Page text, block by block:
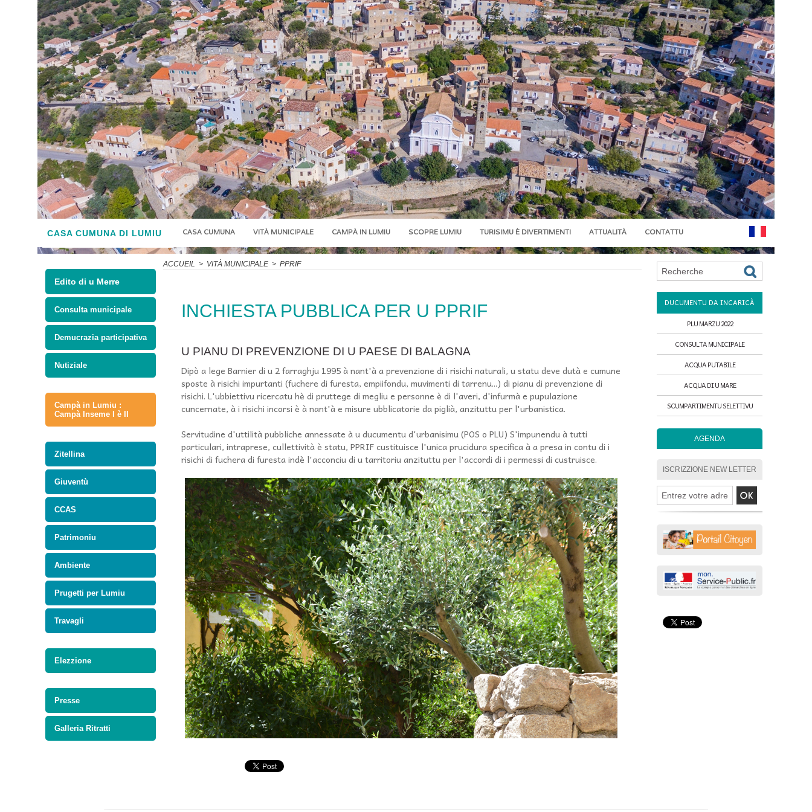
CASA CUMUNA DI LUMIU CASA CUMUNA VITÀ MUNICIPALE CAMPÀ IN LUMIU SCOPRE LUMIU TURISIMU È DIVERTIMENTI ATTUALITÀ CONTATTU
Edito di u Merre
Consulta municipale
Demucrazia participativa
Nutiziale
Campà in Lumiu :
Campà Inseme I è II
Zitellina
Giuventù
CCAS
Patrimoniu
Ambiente
Prugetti per Lumiu
Travagli
Elezzione
Presse
Galleria Ritratti
ACCUEIL > VITÀ MUNICIPALE > PPRIF
INCHIESTA PUBBLICA PER U PPRIF
U PIANU DI PREVENZIONE DI U PAESE DI BALAGNA
Dipò a lege Barnier di u 2 farraghju 1995 à nant'à a prevenzione di i risichi naturali, u statu deve dutà e cumune
sposte à risichi impurtanti (fuchere di furesta, empiifondu, muvimenti di tarrenu...) di pianu di prevenzione di
risichi. L'ubbiettivu ricercatu hè di pruttege di megliu e personne è di l'averi, d'infurmà e pupulazione
cuncernate, à i risichi incorsi è à nant'à e misure ubblicatorie da piglià, anzituttu per l'urbanistica.
Servitudine d'uttilità pubbliche annessate à u ducumentu d'urbanisimu (POS o PLU) S'impunendu à tutti
particulari, intraprese, cullettività è statu, PPRIF custituisce l'unica prucidura specifica à a presa in contu di i
risichi di fuchera di furesta indè l'acconciu di u tarritoriu anzituttu per l'accordi di i permessi di custruisce.
DUCUMENTU DA INCARICÀ
PLU MARZU 2022
CONSULTA MUNICIPALE
ACQUA PUTABILE
ACQUA DI U MARE
SCUMPARTIMENTU SELETTIVU
AGENDA
ISCRIZZIONE NEW LETTER